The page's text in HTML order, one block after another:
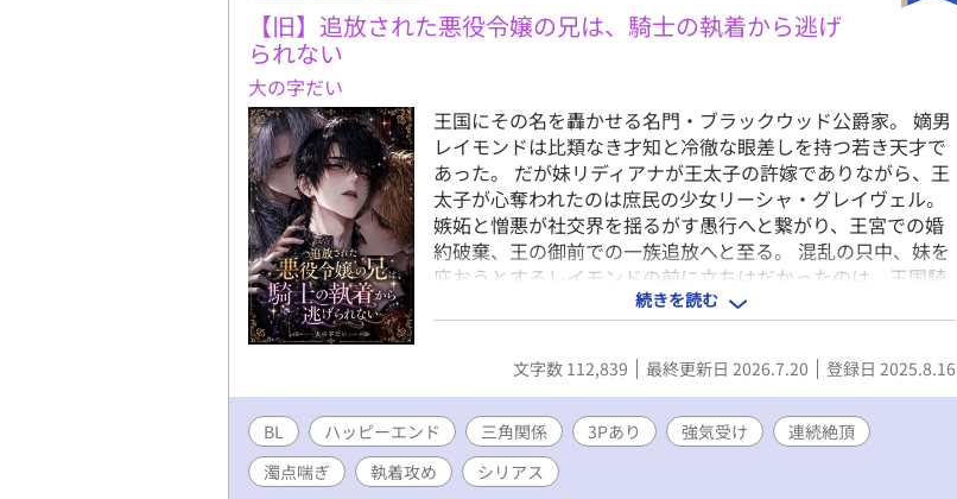
【旧】追放された悪役令嬢の兄は、騎士の執着から逃げ
られない
大の字だい
王国にその名を轟かせる名門・ブラックウッド公爵家。 嫡男
レイモンドは比類なき才知と冷徹な眼差しを持つ若き天才で
あった。 だが妹リディアナが王太子の許嫁でありながら、王
太子が心奪われたのは庶民の少女リーシャ・グレイヴェル。
嫉妬と憎悪が社交界を揺るがす愚行へと繋がり、王宮での婚
約破棄、王の御前での一族追放へと至る。 混乱の只中、妹を
庇おうとするレイモンドの前に立ちはだかったのは、王国騎
士団副団長にしてリーシャの異母兄、ヴィンセント・グレイ
ヴェル。 琥珀の瞳に嗜虐を宿した彼は言う―― 「この才を捨
てるは惜しい。ゆえに、我が手で飼い馴らそう」 知略と支配
欲を秘めた騎士と、没落した宰相家の天才青年。 耽美と背徳
※本作は旧版です。 ※旧版1~3巻をこちらにまとめました。
※完全版とは展開・描写が一部異なります。
続きを読む
文字数 112,839 最終更新日 2026.7.20 登録日 2025.8.16
BL ハッピーエンド 三角関係 3Pあり 強気受け
連続絶頂
濁点喘ぎ
執着攻め シリアス